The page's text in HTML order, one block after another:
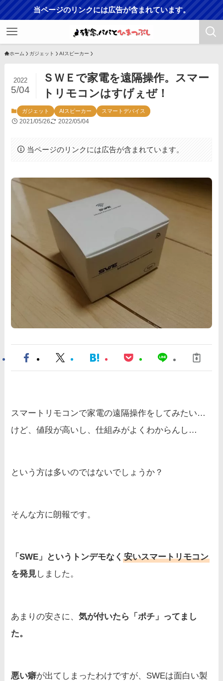
当ページのリンクには広告が含まれています。
ホーム ガジェット AIスピーカー
ＳＷＥで家電を遠隔操作。スマー
トリモコンはすげぇぜ！
2022
5/04
ガジェット AIスピーカー スマートデバイス
2021/05/26 2022/05/04
当ページのリンクには広告が含まれています。
スマートリモコンで家電の遠隔操作をしてみたい…
けど、値段が高いし、仕組みがよくわからんし…
という方は多いのではないでしょうか？
そんな方に朗報です。
「SWE」というトンデモなく安いスマートリモコン
を発見しました。
あまりの安さに、気が付いたら「ポチ」ってまし
た。
悪い癖が出てしまったわけですが、SWEは面白い製